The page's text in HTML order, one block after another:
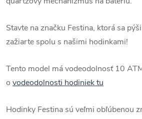
Stavte na značku Festina, ktorá sa
zažiarte spolu s našimi hodinkami!
Tento model má vodeodolnosť 10
o vodeodolnosti hodiniek tu
Hodinky Festina sú veľmi obľúbenou